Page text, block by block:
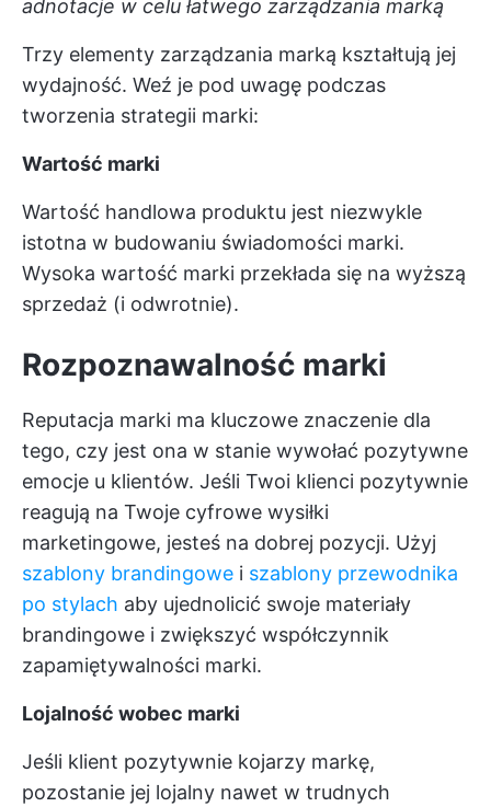
adnotacje w celu łatwego zarządzania marką
Trzy elementy zarządzania marką kształtują jej
wydajność. Weź je pod uwagę podczas
tworzenia strategii marki:
Wartość marki
Wartość handlowa produktu jest niezwykle
istotna w budowaniu świadomości marki.
Wysoka wartość marki przekłada się na wyższą
sprzedaż (i odwrotnie).
Rozpoznawalność marki
Reputacja marki ma kluczowe znaczenie dla
tego, czy jest ona w stanie wywołać pozytywne
emocje u klientów. Jeśli Twoi klienci pozytywnie
reagują na Twoje cyfrowe wysiłki
marketingowe, jesteś na dobrej pozycji. Użyj
szablony brandingowe i szablony przewodnika
po stylach aby ujednolicić swoje materiały
brandingowe i zwiększyć współczynnik
zapamiętywalności marki.
Lojalność wobec marki
Jeśli klient pozytywnie kojarzy markę,
pozostanie jej lojalny nawet w trudnych